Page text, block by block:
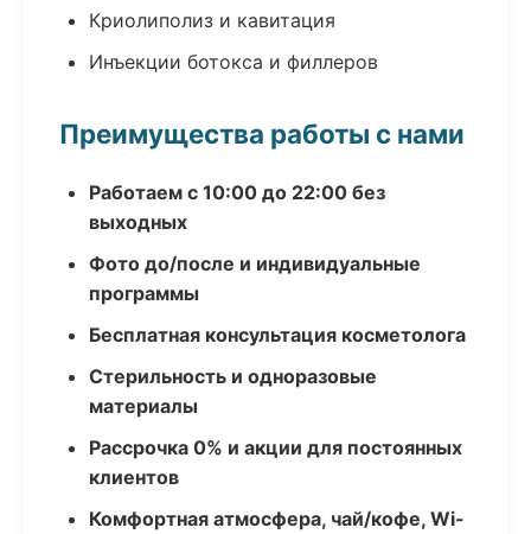
Криолиполиз и кавитация
Инъекции ботокса и филлеров
Преимущества работы с нами
Работаем с 10:00 до 22:00 без
выходных
Фото до/после и индивидуальные
программы
Бесплатная консультация косметолога
Стерильность и одноразовые
материалы
Рассрочка 0% и акции для постоянных
клиентов
Комфортная атмосфера, чай/кофе, Wi-